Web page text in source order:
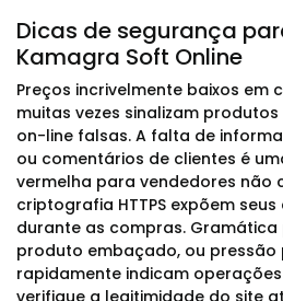
Dicas de segurança
Kamagra Soft Online
Preços incrivelmente baixos em
muitas vezes sinalizam
on-line falsas. A falta de
ou comentários de clientes é
vermelha para vendedores não
criptografia HTTPS expõem
durante as compras. Gramática
produto embaçado, ou
rapidamente indicam
verifique a legitimidade do site